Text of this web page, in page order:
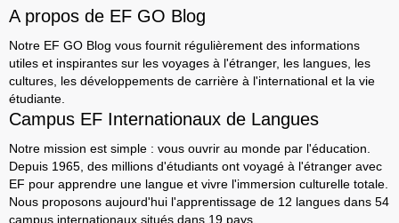
A propos de EF GO Blog
Notre EF GO Blog vous fournit régulièrement des informations
utiles et inspirantes sur les voyages à l'étranger, les langues, les
cultures, les développements de carrière à l'international et la vie
étudiante.
Campus EF Internationaux de Langues
Notre mission est simple : vous ouvrir au monde par l'éducation.
Depuis 1965, des millions d'étudiants ont voyagé à l'étranger avec
EF pour apprendre une langue et vivre l'immersion culturelle totale.
Nous proposons aujourd'hui l'apprentissage de 12 langues dans 54
campus internationaux situés dans 19 pays.